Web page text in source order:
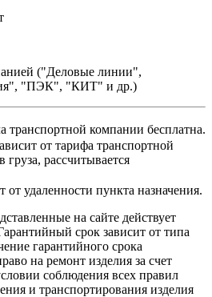
("Деловые линии",
"ПЭК", "КИТ" и др.)
транспортной компании бесплатна.
от тарифа транспортной
груза, рассчитывается
от удаленности пункта назначения.
на сайте действует
срок зависит от типа
гарантийного срока
на ремонт изделия за счет
соблюдения всех правил
и транспортирования изделия